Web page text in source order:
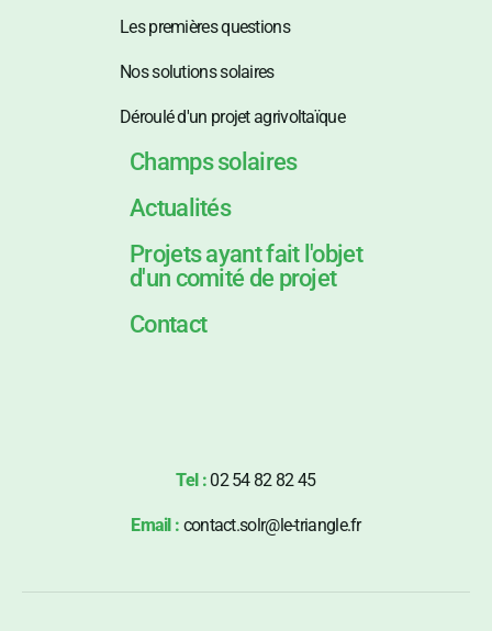
Les premières questions
Nos solutions solaires
Déroulé d'un projet agrivoltaïque
Champs solaires
Actualités
Projets ayant fait l'objet
d'un comité de projet
Contact
Tel : 02 54 82 82 45
Email : contact.solr@le-triangle.fr